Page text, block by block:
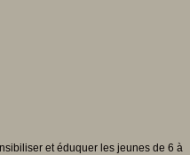
et éduquer les jeunes de 6 à